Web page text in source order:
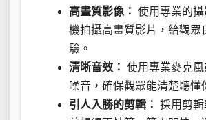
高畫質影像： 使用專業的
機拍攝高畫質影片，給觀眾
驗。
清晰音效： 使用專業麥克
噪音，確保觀眾能清楚聽懂
引人入勝的剪輯： 採用剪輯